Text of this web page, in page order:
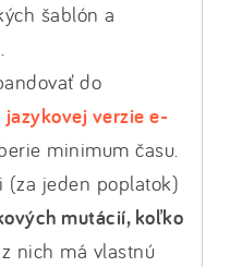
šablón a
do
jazykovej verzie e-
minimum času.
jeden poplatok)
mutácií, koľko
nich má vlastnú